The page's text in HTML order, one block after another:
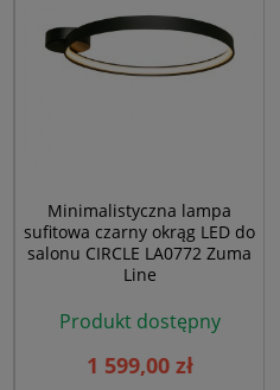
Minimalistyczna lampa
sufitowa czarny okrąg LED do
salonu CIRCLE LA0772 Zuma
Line
Produkt dostępny
1 599,00 zł